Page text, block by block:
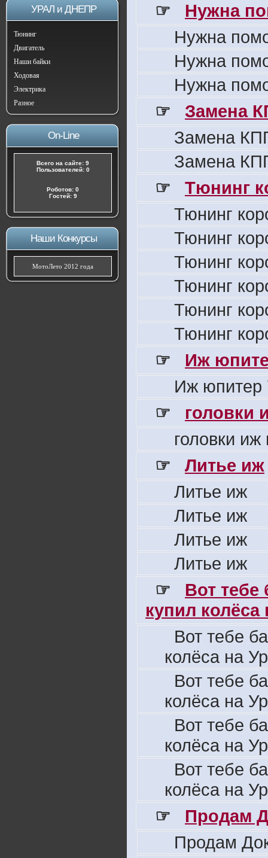
УРАЛ и ДНЕПР
Тюнинг
Двигатель
Наши байки
Ходовая
Электрика
Разное
On-Line
Всего на сайте: 9
Пользователей: 0
Роботов: 0
Гостей: 9
Наши Конкурсы
МотоЛето 2012 года
☞
Нужна
Нужна
Нужна
Нужна
☞
Замена
Замена
Замена
☞
Тюнинг
Тюнинг
Тюнинг
Тюнинг
Тюнинг
Тюнинг
Тюнинг
☞
Иж
Иж юпитер
☞
головки
головки
☞
Литье иж
Литье иж
Литье иж
Литье иж
Литье иж
☞
Вот
купил колёса
Вот тебе
колёса на
Вот тебе
колёса на
Вот тебе
колёса на
Вот тебе
колёса на
☞
Продам
Продам